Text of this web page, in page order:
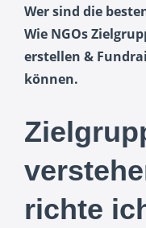
Wer sind die
Wie NGOs
erstellen &
können.
richte